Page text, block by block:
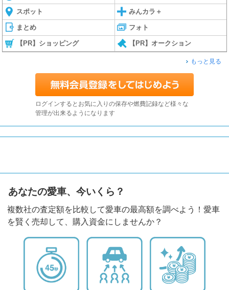
スポット みんカラ＋
まとめ フォト
【PR】ショッピング 【PR】オークション
もっと見る
ログインするとお気に入りの保存や燃費記録など様々な
管理が出来るようになります
あなたの愛車、今いくら？
複数社の査定額を比較して愛車の最高額を調べよう！愛車
を賢く売却して、購入資金にしませんか？